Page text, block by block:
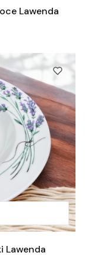
Lawenda
Lawenda